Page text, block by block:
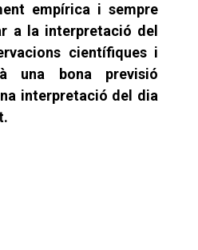
empírica i sempre
a la interpretació del
científiques i
una bona previsió
interpretació del dia